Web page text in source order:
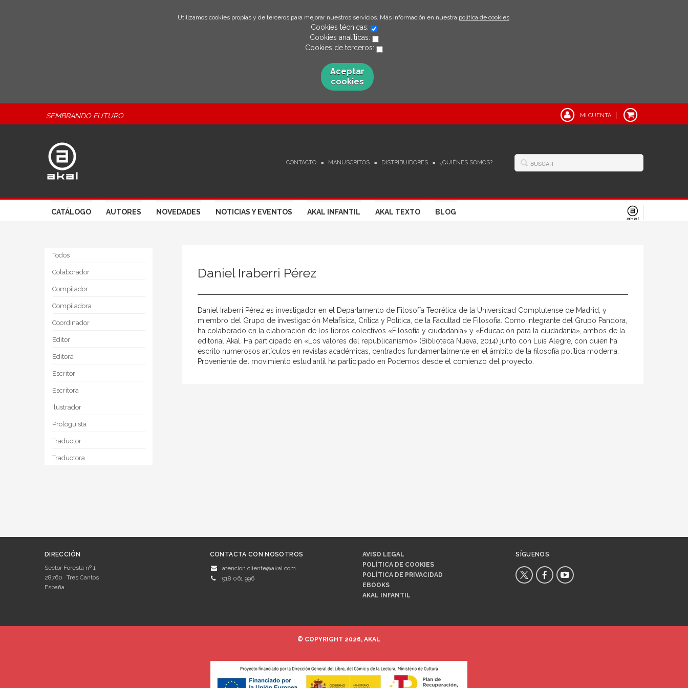
Utilizamos cookies propias y de terceros para mejorar nuestros servicios. Más información en nuestra política de cookies.
Cookies técnicas:
Cookies analíticas:
Cookies de terceros:
Aceptar
cookies
SEMBRANDO FUTURO MI CUENTA
CONTACTO MANUSCRITOS DISTRIBUIDORES ¿QUIÉNES SOMOS?
CATÁLOGO AUTORES NOVEDADES NOTICIAS Y EVENTOS AKAL INFANTIL AKAL TEXTO BLOG
Todos
Colaborador
Compilador
Compiladora
Coordinador
Editor
Editora
Escritor
Escritora
Ilustrador
Prologuista
Traductor
Traductora
Daniel Iraberri Pérez
Daniel Iraberri Pérez es investigador en el Departamento de Filosofía Teorética de la Universidad Complutense de Madrid, y
miembro del Grupo de investigación Metafísica, Crítica y Política, de la Facultad de Filosofía. Como integrante del Grupo Pandora,
ha colaborado en la elaboración de los libros colectivos «Filosofía y ciudadanía» y «Educación para la ciudadanía», ambos de la
editorial Akal. Ha participado en «Los valores del republicanismo» (Biblioteca Nueva, 2014) junto con Luis Alegre, con quien ha
escrito numerosos artículos en revistas académicas, centrados fundamentalmente en el ámbito de la filosofía política moderna.
Proveniente del movimiento estudiantil ha participado en Podemos desde el comienzo del proyecto.
DIRECCIÓN
Sector Foresta nº 1
28760
Tres Cantos
España
CONTACTA CON NOSOTROS
atencion.cliente@akal.com
918 061 996
AVISO LEGAL
POLÍTICA DE COOKIES
POLÍTICA DE PRIVACIDAD
EBOOKS
AKAL INFANTIL
SÍGUENOS
© COPYRIGHT 2026, AKAL